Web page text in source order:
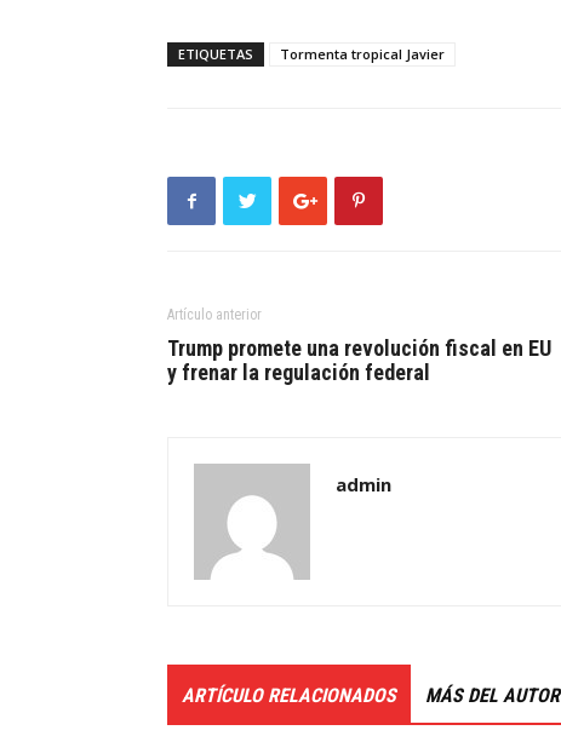
ETIQUETAS Tormenta tropical Javier
Artículo anterior
Trump promete una revolución fiscal en EU
y frenar la regulación federal
admin
ARTÍCULO RELACIONADOS MÁS DEL AUTOR